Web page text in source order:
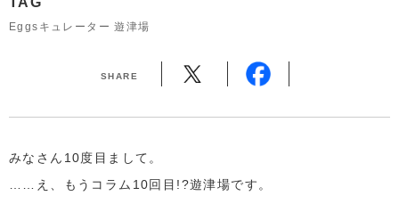
Eggsキュレーター 遊津場
SHARE
みなさん10度目まして。
……え、もうコラム10回目!?遊津場です。